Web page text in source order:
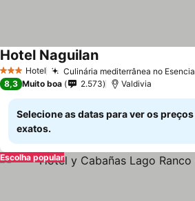
3 EstrelasHotel Culinária mediterrânea no Esencia
Hotel Naguilan
8,3 Muito boa 2.573 Valdivia
Selecione as datas para ver os preços
exatos.
Escolha popular